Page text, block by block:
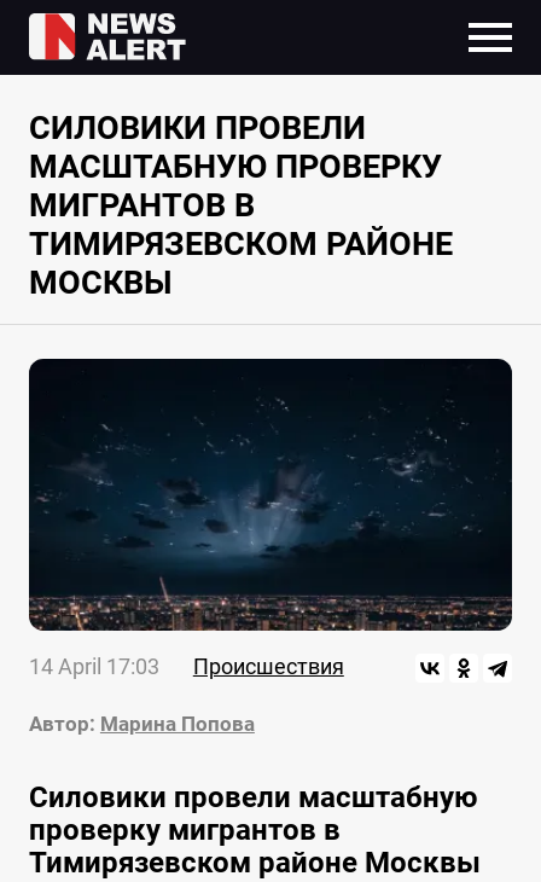
СИЛОВИКИ ПРОВЕЛИ
МАСШТАБНУЮ ПРОВЕРКУ
МИГРАНТОВ В
ТИМИРЯЗЕВСКОМ РАЙОНЕ
МОСКВЫ
14 April 17:03 Происшествия
Автор: Марина Попова
Силовики провели масштабную
проверку мигрантов в
Тимирязевском районе Москвы